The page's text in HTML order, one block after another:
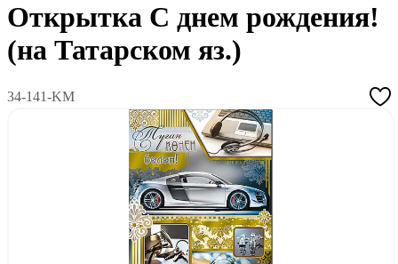
Открытка С днем рождения!
(на Татарском яз.)
34-141-KM